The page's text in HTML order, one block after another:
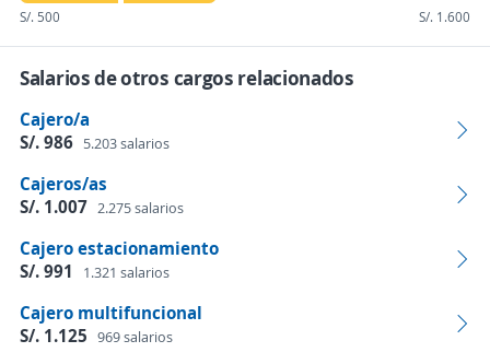
S/. 500 S/. 1.600
Salarios de otros cargos relacionados
Cajero/a
S/. 986 5.203 salarios
Cajeros/as
S/. 1.007 2.275 salarios
Cajero estacionamiento
S/. 991
1.321 salarios
Cajero multifuncional
S/. 1.125 969 salarios